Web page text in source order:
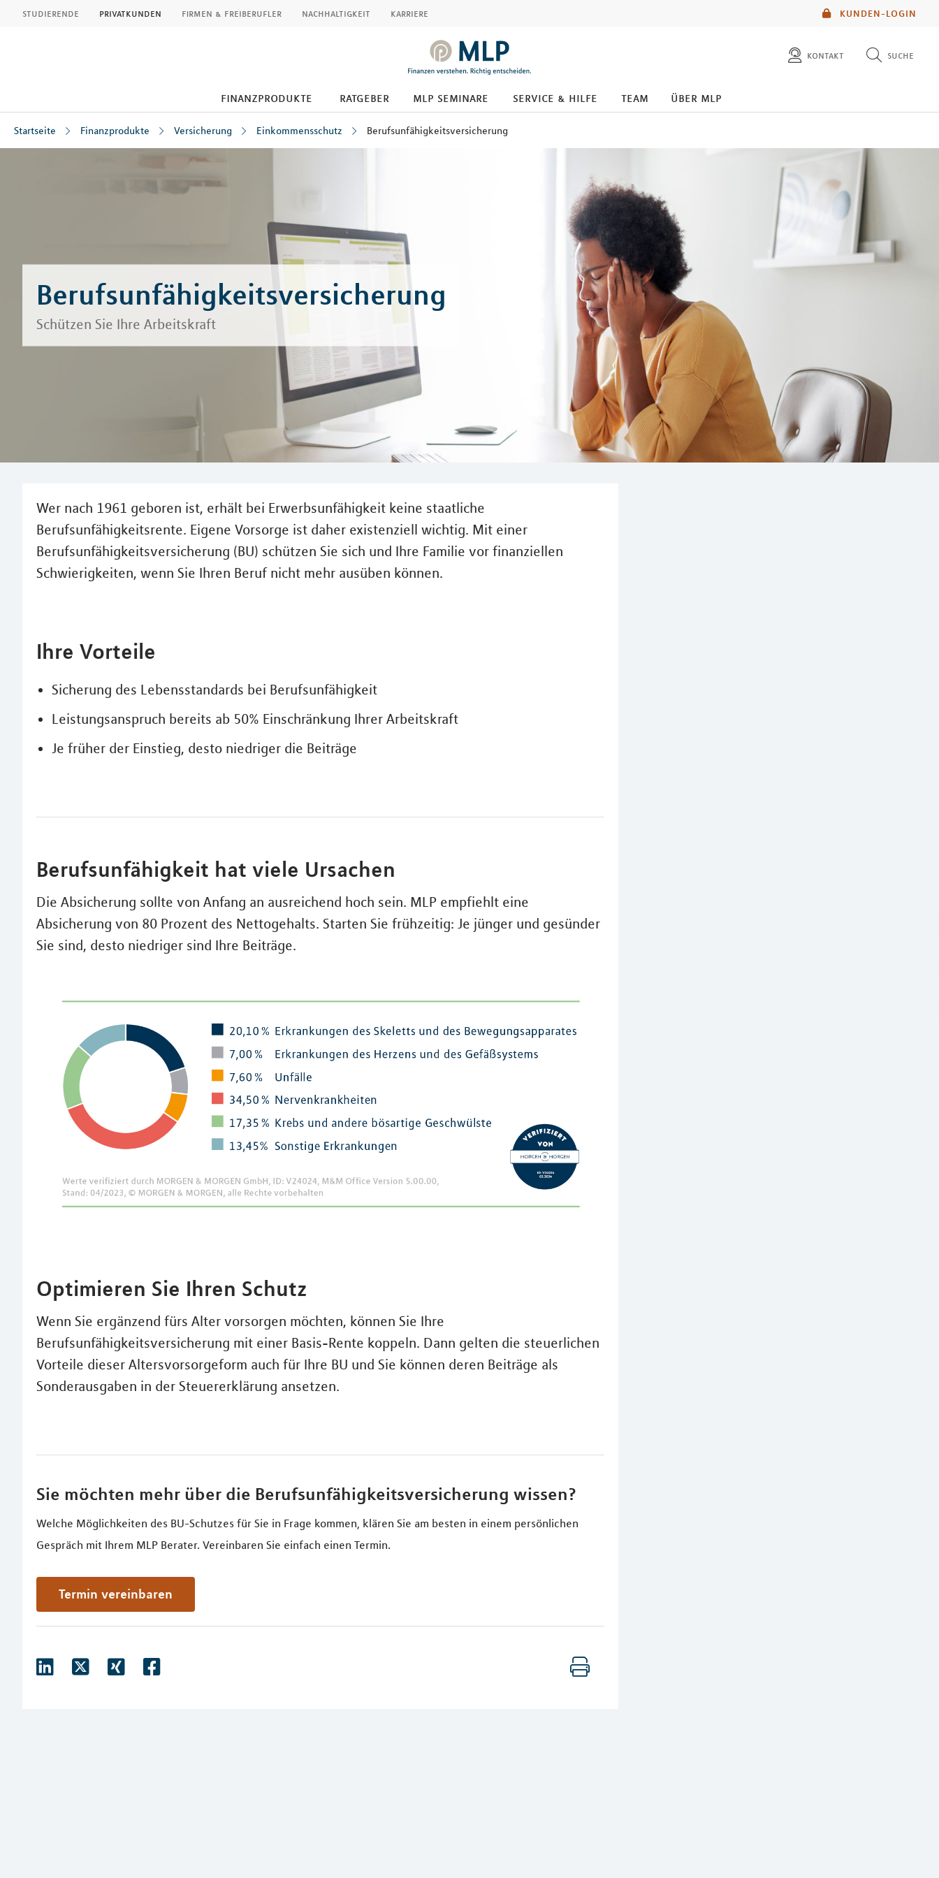
KUNDEN-LOGIN
studierende privatkunden firmen & freiberufler nachhaltigkeit karriere
kontakt suche
finanzprodukte ratgeber mlp seminare service & hilfe team über mlp
Startseite Finanzprodukte Versicherung Einkommensschutz Berufsunfähigkeitsversicherung
Berufsunfähigkeitsversicherung
Schützen Sie Ihre Arbeitskraft
Wer nach 1961 geboren ist, erhält bei Erwerbsunfähigkeit keine staatliche
Berufsunfähigkeitsrente. Eigene Vorsorge ist daher existenziell wichtig. Mit einer
Berufsunfähigkeitsversicherung (BU) schützen Sie sich und Ihre Familie vor finanziellen
Schwierigkeiten, wenn Sie Ihren Beruf nicht mehr ausüben können.
Ihre Vorteile
Sicherung des Lebensstandards bei Berufsunfähigkeit
Leistungsanspruch bereits ab 50% Einschränkung Ihrer Arbeitskraft
Je früher der Einstieg, desto niedriger die Beiträge
Berufsunfähigkeit hat viele Ursachen
Die Absicherung sollte von Anfang an ausreichend hoch sein. MLP empfiehlt eine
Absicherung von 80 Prozent des Nettogehalts. Starten Sie frühzeitig: Je jünger und gesünder
Sie sind, desto niedriger sind Ihre Beiträge.
Optimieren Sie Ihren Schutz
Wenn Sie ergänzend fürs Alter vorsorgen möchten, können Sie Ihre
Berufsunfähigkeitsversicherung mit einer Basis-Rente koppeln. Dann gelten die steuerlichen
Vorteile dieser Altersvorsorgeform auch für Ihre BU und Sie können deren Beiträge als
Sonderausgaben in der Steuererklärung ansetzen.
Sie möchten mehr über die Berufsunfähigkeitsversicherung wissen?
Welche Möglichkeiten des BU-Schutzes für Sie in Frage kommen, klären Sie am besten in einem persönlichen
Gespräch mit Ihrem MLP Berater. Vereinbaren Sie einfach einen Termin.
Termin vereinbaren